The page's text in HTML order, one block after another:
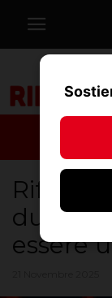
due
essere